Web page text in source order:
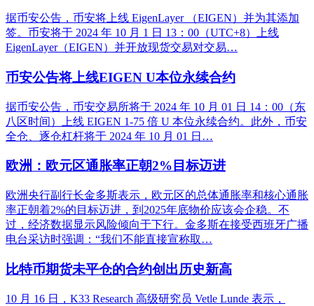
据币安公告，币安将上线 EigenLayer （EIGEN）并为其添加
签。币安将于 2024 年 10 月 1 日 13：00（UTC+8）上线
EigenLayer（EIGEN）并开放现货交易对交易…
币安公告将上线EIGEN U本位永续合约
据币安公告，币安交易所将于 2024 年 10 月 01 日 14：00（东
八区时间）上线 EIGEN 1-75 倍 U 本位永续合约。此外，币安
全仓、逐仓杠杆将于 2024 年 10 月 01 日…
欧洲：欧元区通胀率正朝2%目标迈进
欧洲央行副行长金多斯表示，欧元区的总体通胀率和核心通胀
率正朝着2%的目标迈进，到2025年底物价应该会企稳。不
过，经济数据显示风险倾向于下行。金多斯在接受西班牙广播
电台采访时强调：“我们不能直接宣称取…
比特币期货未平仓的合约创出历史新高
10 月 16 日，K33 Research 高级研究员 Vetle Lunde 表示，